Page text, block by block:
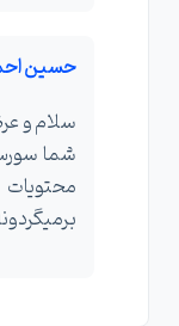
حسین
سلام و
شما